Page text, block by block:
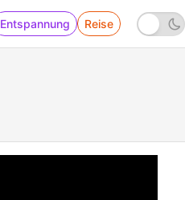
Entspannung Reise